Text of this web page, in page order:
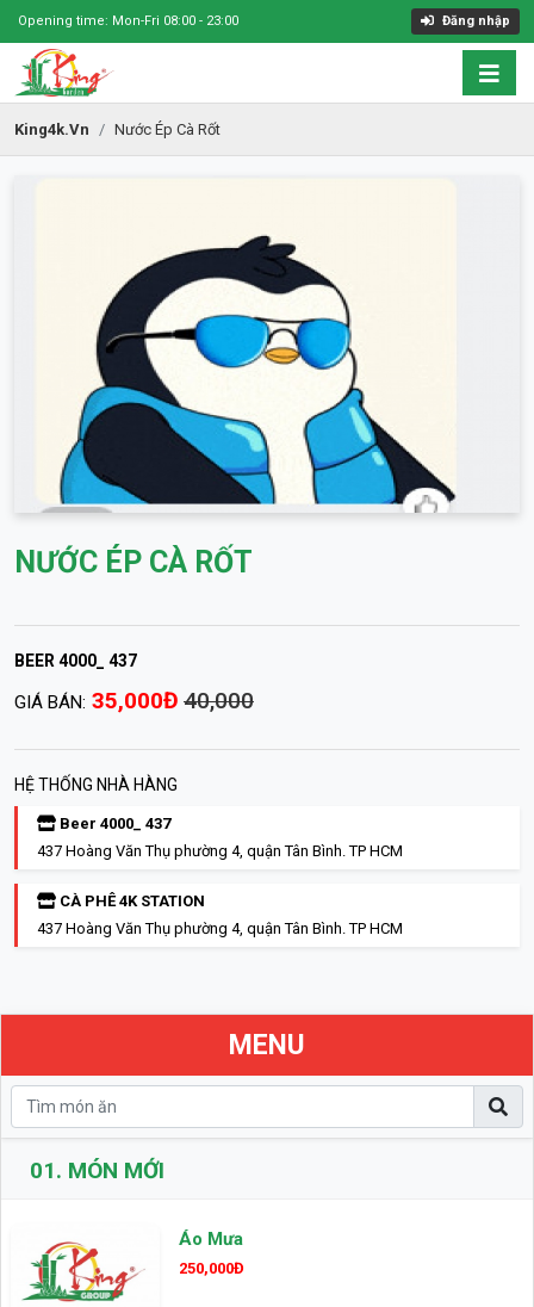
Opening time: Mon-Fri 08:00 - 23:00 Đăng nhập
King4k.vn Nước Ép Cà Rốt
NƯỚC ÉP CÀ RỐT
BEER 4000_ 437
GIÁ BÁN: 35,000Đ 40,000
HỆ THỐNG NHÀ HÀNG
Beer 4000_ 437
437 Hoàng Văn Thụ phường 4, quận Tân Bình. TP HCM
CÀ PHÊ 4K STATION
437 Hoàng Văn Thụ phường 4, quận Tân Bình. TP HCM
MENU
01. MÓN MỚI
Áo Mưa
250,000Đ